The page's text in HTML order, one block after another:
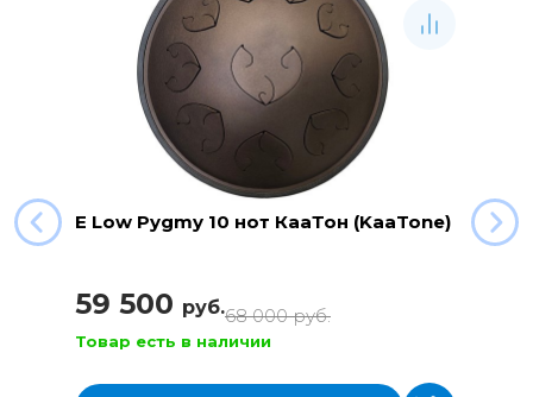
E Low Pygmy 10 нот КааТон (KaaTone)
59 500 руб.68 000руб.
Товар есть в наличии